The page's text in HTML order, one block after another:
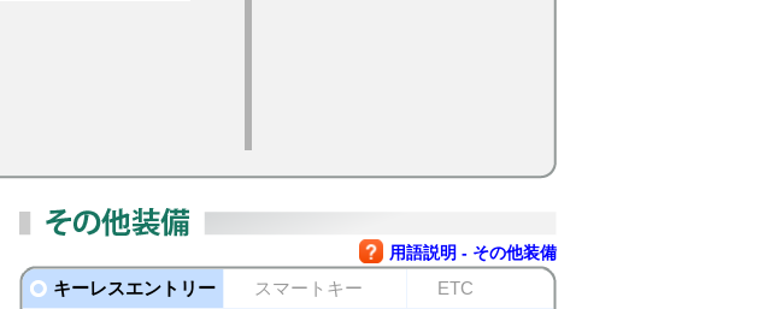
用語説明 - その他装備
キーレスエントリー スマートキー
ETC